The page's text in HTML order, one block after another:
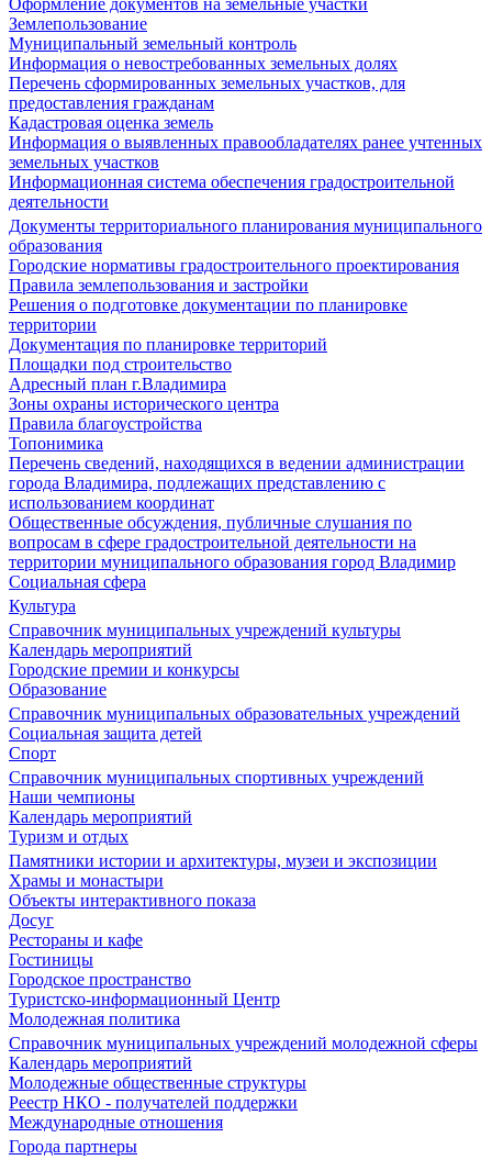
Оформление документов на земельные участки
Землепользование
Муниципальный земельный контроль
Информация о невостребованных земельных долях
Перечень сформированных земельных участков, для
предоставления гражданам
Кадастровая оценка земель
Информация о выявленных правообладателях ранее учтенных
земельных участков
Информационная система обеспечения градостроительной
деятельности
Документы территориального планирования муниципального
образования
Городские нормативы градостроительного проектирования
Правила землепользования и застройки
Решения о подготовке документации по планировке
территории
Документация по планировке территорий
Площадки под строительство
Адресный план г.Владимира
Зоны охраны исторического центра
Правила благоустройства
Топонимика
Перечень сведений, находящихся в ведении администрации
города Владимира, подлежащих представлению с
использованием координат
Общественные обсуждения, публичные слушания по
вопросам в сфере градостроительной деятельности на
территории муниципального образования город Владимир
Социальная сфера
Культура
Справочник муниципальных учреждений культуры
Календарь мероприятий
Городские премии и конкурсы
Образование
Справочник муниципальных образовательных учреждений
Социальная защита детей
Спорт
Справочник муниципальных спортивных учреждений
Наши чемпионы
Календарь мероприятий
Туризм и отдых
Памятники истории и архитектуры, музеи и экспозиции
Храмы и монастыри
Объекты интерактивного показа
Досуг
Рестораны и кафе
Гостиницы
Городское пространство
Туристско-информационный Центр
Молодежная политика
Справочник муниципальных учреждений молодежной сферы
Календарь мероприятий
Молодежные общественные структуры
Реестр НКО - получателей поддержки
Международные отношения
Города партнеры